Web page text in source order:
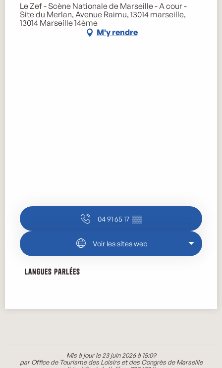
Le Zef - Scène Nationale de Marseille - A cour -
Site du Merlan, Avenue Raimu, 13014 marseille,
13014 Marseille 14ème
M'y rendre
04 91 65 17 ▒▒
Voir les sites web
Langues parlées
Langues parlées
Mis à jour le 23 juin 2026 à 15:09
par Office de Tourisme des Loisirs et des Congrès de Marseille